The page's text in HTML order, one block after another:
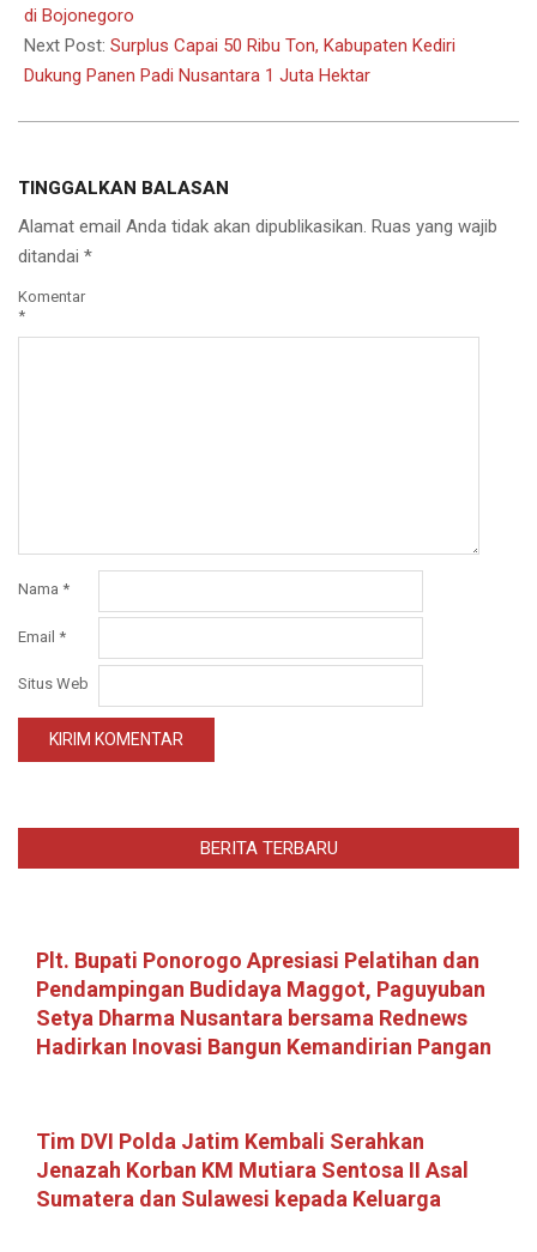
11
di Bojonegoro
Next Post: Surplus Capai 50 Ribu Ton, Kabupaten Kediri
Dukung Panen Padi Nusantara 1 Juta Hektar
TINGGALKAN BALASAN
Alamat email Anda tidak akan dipublikasikan. Ruas yang wajib
ditandai *
Komentar
*
Nama *
Email *
Situs Web
BERITA TERBARU
Plt. Bupati Ponorogo Apresiasi Pelatihan dan
Pendampingan Budidaya Maggot, Paguyuban
Setya Dharma Nusantara bersama Rednews
Hadirkan Inovasi Bangun Kemandirian Pangan
Tim DVI Polda Jatim Kembali Serahkan
Jenazah Korban KM Mutiara Sentosa II Asal
Sumatera dan Sulawesi kepada Keluarga